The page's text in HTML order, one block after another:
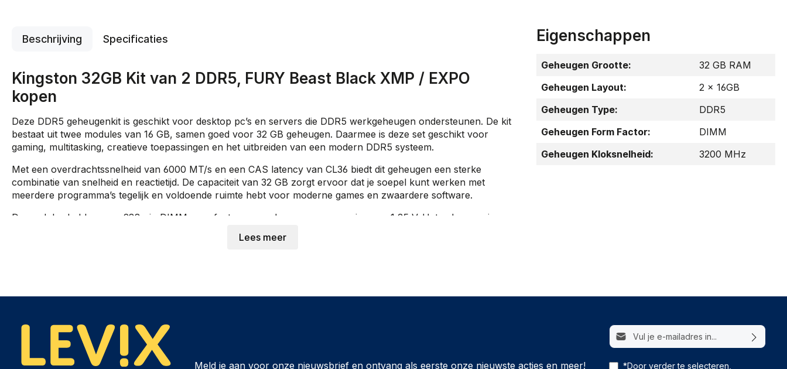
Beschrijving Specificaties
Kingston 32GB Kit van 2 DDR5, FURY Beast Black XMP / EXPO
kopen
Deze DDR5 geheugenkit is geschikt voor desktop pc’s en servers die DDR5 werkgeheugen ondersteunen. De kit
bestaat uit twee modules van 16 GB, samen goed voor 32 GB geheugen. Daarmee is deze set geschikt voor
gaming, multitasking, creatieve toepassingen en het uitbreiden van een modern DDR5 systeem.
Met een overdrachtssnelheid van 6000 MT/s en een CAS latency van CL36 biedt dit geheugen een sterke
combinatie van snelheid en reactietijd. De capaciteit van 32 GB zorgt ervoor dat je soepel kunt werken met
meerdere programma’s tegelijk en voldoende ruimte hebt voor moderne games en zwaardere software.
De modules hebben een 288 pin DIMM vormfactor en werken op een spanning van 1,35 V. Het geheugen is
Waarom kiezen voor de Kingston 32GB Kit van 2 DDR5, FURY Beast Black XMP / EXPO bij
Levix.nl?
Levix.nl staat bekend om zijn betrouwbaarheid, snelle levering en scherpe prijzen. Bij aankoop van de Kingston
Lees meer
Eigenschappen
Geheugen Grootte:
32 GB RAM
Geheugen Layout:
2 x 16GB
Geheugen Type:
DDR5
Geheugen Form Factor:
DIMM
Geheugen Kloksnelheid:
3200 MHz
Meld je aan voor onze nieuwsbrief en ontvang als eerste onze nieuwste acties en meer!
E-mailadres*
*Door verder te selecteren,